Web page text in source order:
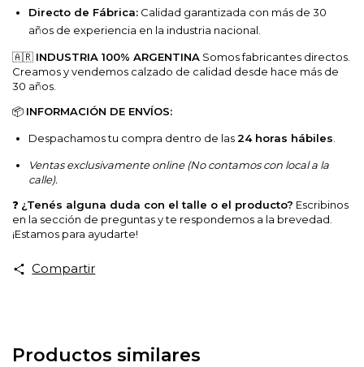
Directo de Fábrica: Calidad garantizada con más de 30
años de experiencia en la industria nacional.
🇦🇷 INDUSTRIA 100% ARGENTINA Somos fabricantes directos.
Creamos y vendemos calzado de calidad desde hace más de
30 años.
📦 INFORMACIÓN DE ENVÍOS:
Despachamos tu compra dentro de las24 horas hábiles
Ventas exclusivamente online (No contamos con local a la
calle).
❓ ¿Tenés alguna duda con el talle o el producto? Escribinos
en la sección de preguntas y te respondemos a la brevedad.
¡Estamos para ayudarte!
Compartir
Productos similares